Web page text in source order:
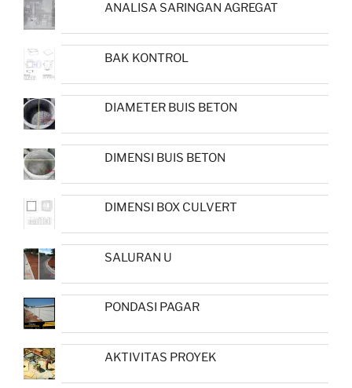
ANALISA SARINGAN AGREGAT
BAK KONTROL
DIAMETER BUIS BETON
DIMENSI BUIS BETON
DIMENSI BOX CULVERT
SALURAN U
PONDASI PAGAR
AKTIVITAS PROYEK